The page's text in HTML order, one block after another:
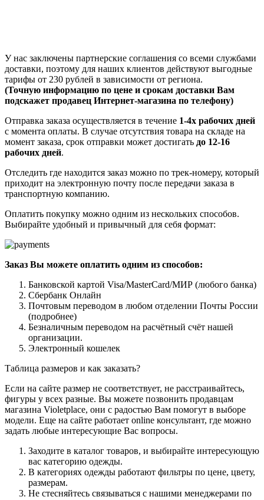
У нас заключены партнерские соглашения со всеми службами
доставки, поэтому для наших клиентов действуют выгодные
тарифы от 230 рублей в зависимости от региона.
(Точную информацию по цене и срокам доставки Вам
подскажет продавец Интернет-магазина по телефону)
Отправка заказа осуществляется в течение 1-4х рабочих дней
с момента оплаты. В случае отсутствия товара на складе на
момент заказа, срок отправки может достигать до 12-16
рабочих дней.
Отследить где находится заказ можно по трек-номеру, который
приходит на электронную почту после передачи заказа в
транспортную компанию.
Оплатить покупку можно одним из нескольких способов.
Выбирайте удобный и привычный для себя формат:
Заказ Вы можете оплатить одним из способов:
Банковской картой Visa/MasterCard/МИР (любого банка)
Сбербанк Онлайн
Почтовым переводом в любом отделении Почты России
(подробнее)
Безналичным переводом на расчётный счёт нашей
организации.
Электронный кошелек
Таблица размеров и как заказать?
Если на сайте размер не соответствует, не расстраивайтесь,
фигуры у всех разные. Вы можете позвонить продавцам
магазина Violetplace, они с радостью Вам помогут в выборе
модели. Еще на сайте работает online консультант, где можно
задать любые интересующие Вас вопросы.
Заходите в каталог товаров, и выбирайте интересующую
вас категорию одежды.
В категориях одежды работают фильтры по цене, цвету,
размерам.
Не стесняйтесь связываться с нашими менеджерами по